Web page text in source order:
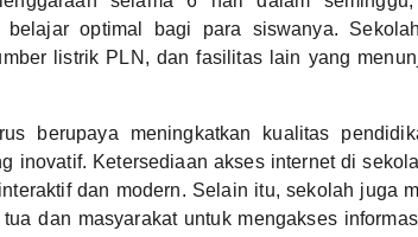
belajar optimal bagi para siswanya.
listrik PLN, dan fasilitas lain yang
berupaya meningkatkan kualitas
inovatif. Ketersediaan akses internet di
dan modern. Selain itu, sekolah juga
dan masyarakat untuk mengakses